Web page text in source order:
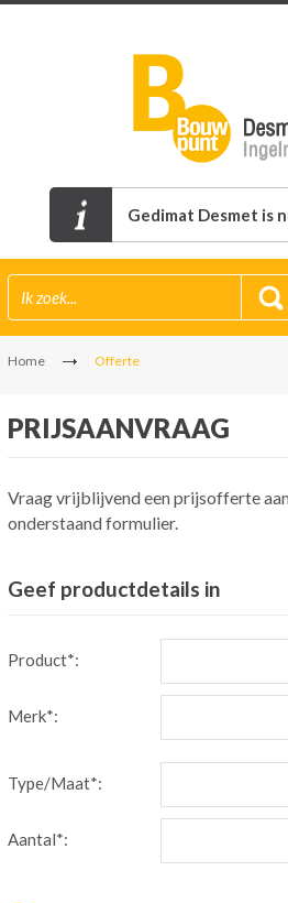
Gedimat Desmet is
Home Offerte
PRIJSAANVRAAG
Vraag vrijblijvend een prijsofferte
onderstaand formulier.
Geef productdetails in
Product*:
Merk*:
Type/Maat*:
Aantal*: